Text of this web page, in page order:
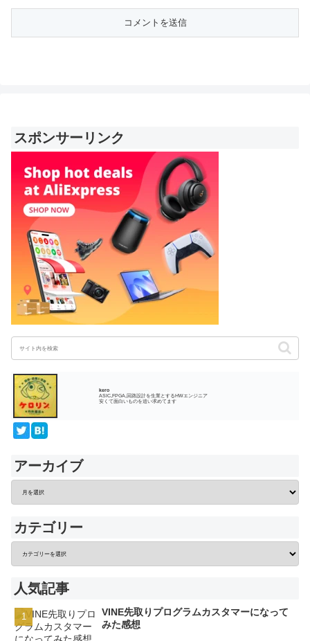
スポンサーリンク
kero
ASIC,FPGA,回路設計を生業とするHWエンジニア
安くて面白いものを追い求めてます
アーカイブ
カテゴリー
人気記事
VINE先取りプログラムカスタマーになって
みた感想